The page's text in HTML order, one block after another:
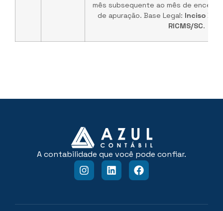
mês subsequente ao mês de
de apuração. Base Legal: Inciso
RICMS/SC.
A contabilidade que você pode confiar.